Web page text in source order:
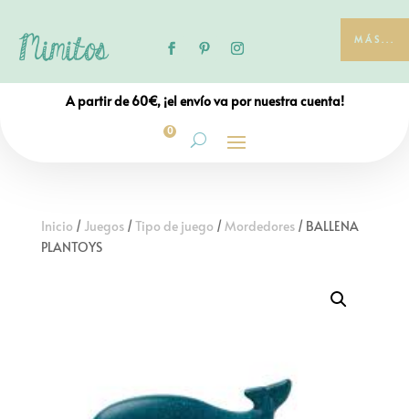
MÁS...
A partir de 60€, ¡el envío va por nuestra cuenta!
0
Inicio / Juegos/Tipo de juego /Mordedores/ BALLENA
PLANTOYS